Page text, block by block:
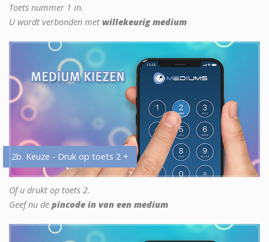
Toets nummer 1 in.
U wordt verbonden met willekeurig medium
2b. Keuze - Druk op toets 2 +
Of u drukt op toets 2.
Geef nu de pincode in van een medium